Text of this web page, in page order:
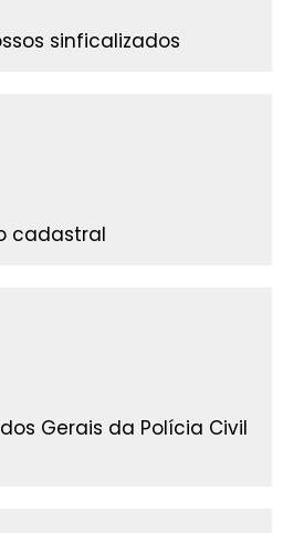
sinficalizados
cadastral
Gerais da Polícia Civil